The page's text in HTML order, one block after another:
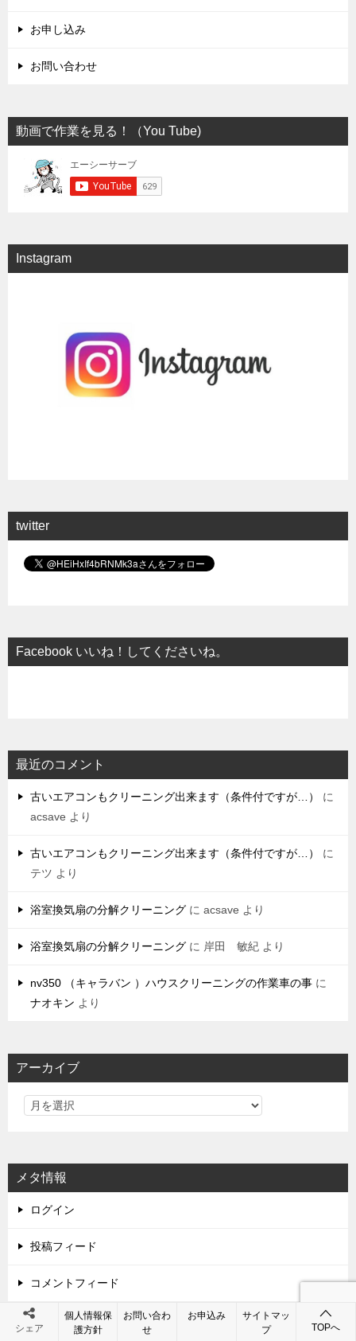
お申し込み
お問い合わせ
動画で作業を見る！（You Tube)
Instagram
twitter
Facebook いいね！してくださいね。
最近のコメント
古いエアコンもクリーニング出来ます（条件付ですが…）
に
acsave より
古いエアコンもクリーニング出来ます（条件付ですが…）
に
テツ より
浴室換気扇の分解クリーニング に acsave より
浴室換気扇の分解クリーニング に 岸田 敏紀 より
nv350 （キャラバン ）ハウスクリーニングの作業車の事 に
ナオキン より
アーカイブ
メタ情報
ログイン
投稿フィード
コメントフィード
WordPress.org
シェア
個人情報保
護方針
お問い合わ
せ
お申込み
サイトマッ
プ
TOPへ